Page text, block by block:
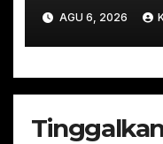
AGU 6, 2026